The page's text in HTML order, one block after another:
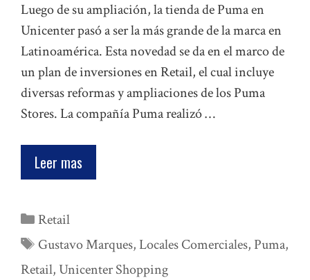
Luego de su ampliación, la tienda de Puma en
Unicenter pasó a ser la más grande de la marca en
Latinoamérica. Esta novedad se da en el marco de
un plan de inversiones en Retail, el cual incluye
diversas reformas y ampliaciones de los Puma
Stores. La compañía Puma realizó …
Leer mas
Categorías
Retail
Etiquetas
Gustavo Marques,Locales Comerciales, Puma,
Retail,Unicenter Shopping